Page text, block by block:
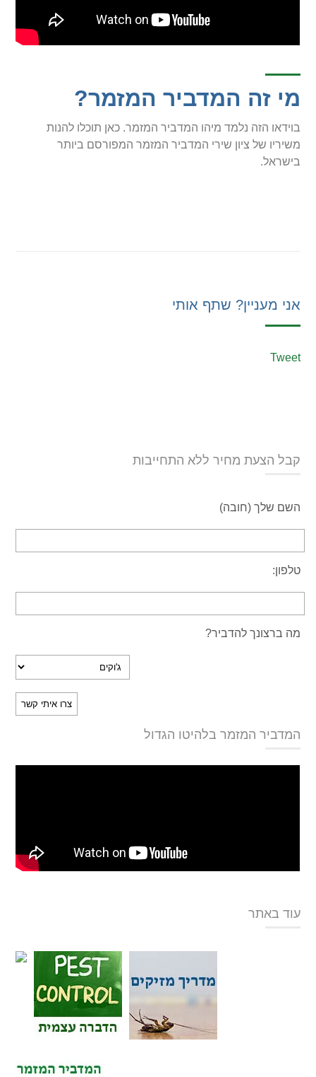
מי זה המדביר המזמר?
בוידאו הזה נלמד מיהו המדביר המזמר. כאן תוכלו להנות
משיריו של ציון שירי המדביר המזמר המפורסם ביותר
בישראל.
אני מעניין? שתף אותי
Tweet
קבל הצעת מחיר ללא התחייבות
השם שלך (חובה)
טלפון:
מה ברצונך להדביר?
המדביר המזמר בלהיטו הגדול
עוד באתר